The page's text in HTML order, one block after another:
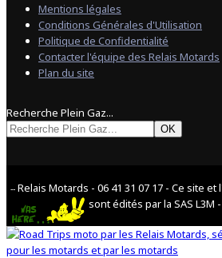
Mentions légales
Conditions Générales d'Utilisation
Politique de Confidentialité
Contacter l'équipe des Relais Motards
Plan du site
Recherche Plein Gaz...
OK
-- Relais Motards - 06 41 31 07 17 - Ce site
sont édités par la SAS L3M